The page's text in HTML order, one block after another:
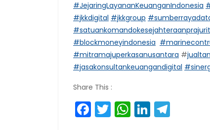
#JejaringLayananKeuanganIndonesia
#jkkdigital #jkkgroup
#blockmoneyindonesia
#mitramajuperkasanusantara #
#jasakonsultankeuangandigital
Share This :
Facebook
Twitter
WhatsApp
LinkedIn